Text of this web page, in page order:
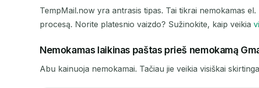
Ištrinti
SIUNTĖJAS
TempMail.now yra antrasis tipas. Tai tikrai nemokamas
procesą. Norite platesnio vaizdo? Sužinokite, kaip veikia
Nemokamas laikinas paštas prieš nemokamą
Abu kainuoja nemokamai. Tačiau jie veikia visiškai